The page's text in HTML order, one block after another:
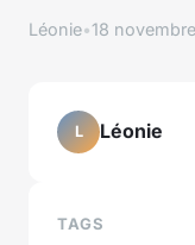
Léonie•18
L Léonie
TAGS